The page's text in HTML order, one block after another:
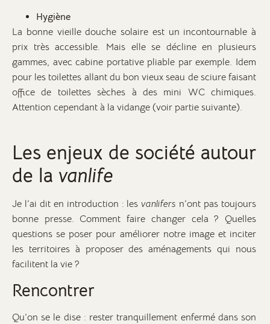
Hygiène
La bonne vieille douche solaire est un incontournable à
prix très accessible. Mais elle se décline en plusieurs
gammes, avec cabine portative pliable par exemple. Idem
pour les toilettes allant du bon vieux seau de sciure faisant
office de toilettes sèches à des mini WC chimiques.
Attention cependant à la vidange (voir partie suivante).
Les enjeux de société autour
de la vanlife
Je l’ai dit en introduction : les vanlifers n’ont pas toujours
bonne presse. Comment faire changer cela ? Quelles
questions se poser pour améliorer notre image et inciter
les territoires à proposer des aménagements qui nous
facilitent la vie ?
Rencontrer
Qu’on se le dise : rester tranquillement enfermé dans son